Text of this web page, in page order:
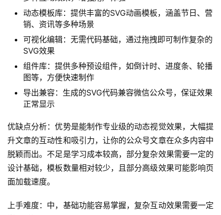
动态模板库：提供丰富的SVG动画模板，涵盖节日、营
销、资讯等多种场景
可视化编辑：无需代码基础，通过拖拽即可制作复杂的
SVG效果
组件库：提供多种预设组件，如倒计时、进度条、轮播
图等，方便快速制作
导出兼容：生成的SVG代码兼容微信公众号，保证效果
正常显示
优缺点分析：优势是能制作专业级的动态视觉效果，大幅提
升文章的互动性和吸引力，让你的公众号文章在众多内容中
脱颖而出。不足是学习成本较高，部分复杂效果需要一定的
设计基础，模板数量相对较少，且部分高级效果可能影响页
面加载速度。
上手难度：中，基础功能容易掌握，复杂互动效果需要一定